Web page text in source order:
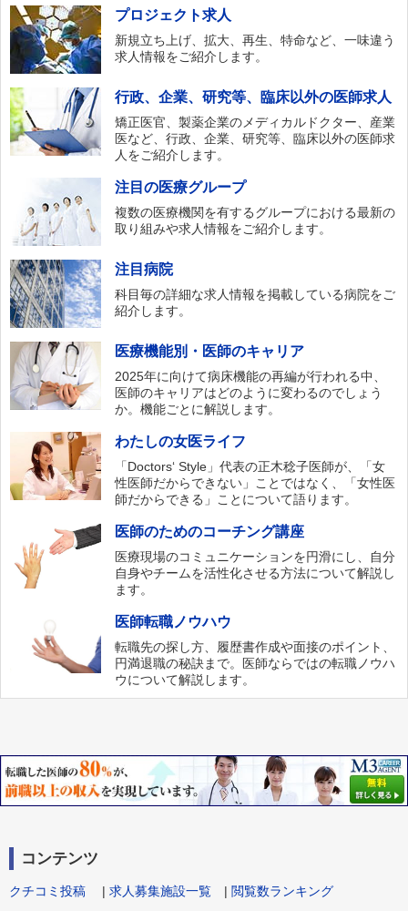
プロジェクト求人
新規立ち上げ、拡大、再生、特命など、一味違う
求人情報をご紹介します。
行政、企業、研究等、臨床以外の医師求人
矯正医官、製薬企業のメディカルドクター、産業
医など、行政、企業、研究等、臨床以外の医師求
人をご紹介します。
注目の医療グループ
複数の医療機関を有するグループにおける最新の
取り組みや求人情報をご紹介します。
注目病院
科目毎の詳細な求人情報を掲載している病院をご
紹介します。
医療機能別・医師のキャリア
2025年に向けて病床機能の再編が行われる中、
医師のキャリアはどのように変わるのでしょう
か。機能ごとに解説します。
わたしの女医ライフ
「Doctors‘ Style」代表の正木稔子医師が、「女
性医師だからできない」ことではなく、「女性医
師だからできる」ことについて語ります。
医師のためのコーチング講座
医療現場のコミュニケーションを円滑にし、自分
自身やチームを活性化させる方法について解説し
ます。
医師転職ノウハウ
転職先の探し方、履歴書作成や面接のポイント、
円満退職の秘訣まで。医師ならではの転職ノウハ
ウについて解説します。
コンテンツ
クチコミ投稿 | 求人募集施設一覧 | 閲覧数ランキング